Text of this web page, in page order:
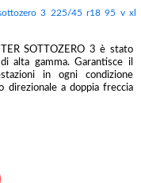
3 225/45 r18 95 v xl
SOTTOZERO 3 è stato
alta gamma. Garantisce il
in ogni condizione
direzionale a doppia freccia